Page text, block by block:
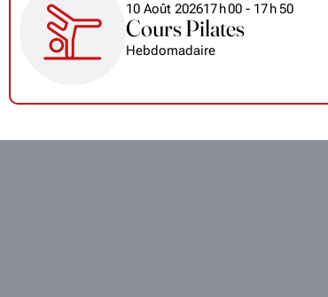
10 Août 202617h00 - 17h50
Cours Pilates
Hebdomadaire